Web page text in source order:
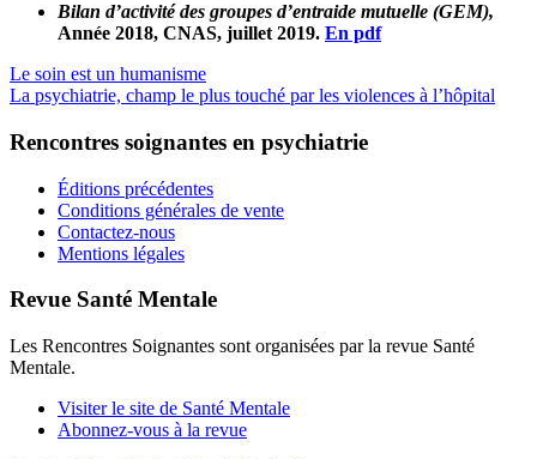
Bilan d’activité des groupes d’entraide mutuelle (GEM),
Année 2018, CNAS, juillet 2019. En pdf
Le soin est un humanisme
La psychiatrie, champ le plus touché par les violences à l’hôpital
Rencontres soignantes en psychiatrie
Éditions précédentes
Conditions générales de vente
Contactez-nous
Mentions légales
Revue Santé Mentale
Les Rencontres Soignantes sont organisées par la revue Santé
Mentale.
Visiter le site de Santé Mentale
Abonnez-vous à la revue